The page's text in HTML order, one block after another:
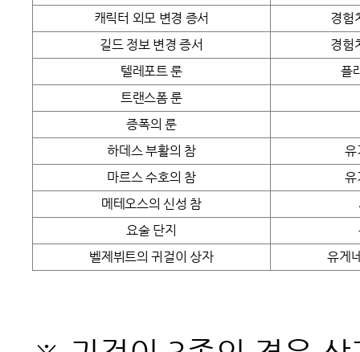
캐릭터 외모 변경 증서
경험
길드 정보 변경 증서
경험
텔레포트 룬
플
트랜스폼 룬
증폭의 룬
하데스 부활의 참
유
마르스 수호의 참
유
메테오스의 신성 참
요술 단지
벨제뷔트의 귀걸이 상자
유게